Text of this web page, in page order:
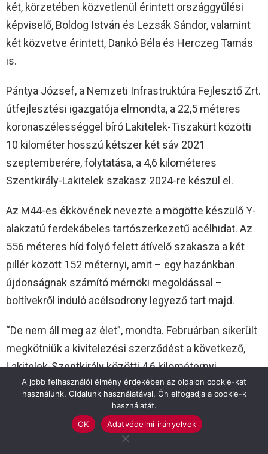
két, körzetében közvetlenül érintett országgyűlési
képviselő, Boldog István és Lezsák Sándor, valamint
két közvetve érintett, Dankó Béla és Herczeg Tamás
is.
Pántya József, a Nemzeti Infrastruktúra Fejlesztő Zrt.
útfejlesztési igazgatója elmondta, a 22,5 méteres
koronaszélességgel bíró Lakitelek-Tiszakürt közötti
10 kilométer hosszú kétszer két sáv 2021
szeptemberére, folytatása, a 4,6 kilométeres
Szentkirály-Lakitelek szakasz 2024-re készül el.
Az M44-es ékkövének nevezte a mögötte készülő Y-
alakzatú ferdekábeles tartószerkezetű acélhidat. Az
556 méteres híd folyó felett átívelő szakasza a két
pillér között 152 méternyi, amit – egy hazánkban
újdonságnak számító mérnöki megoldással –
boltívekről induló acélsodrony legyező tart majd.
“De nem áll meg az élet”, mondta. Februárban sikerült
megkötniük a kivitelezési szerződést a következő,
Lakitelek-Szentkirály közötti 4,6 kilométernyi
gyorsforgalmi útra , de megépül a Szentkirályt
elkerülő szakasz is, valamint onnan a 44-es főút
csatlakozásáig is fel lesz majd az út újítva.
Márciusban már a munkaterület-átadásra is sor került.
A jobb felhasználói élmény érdekében az oldalon cookie-kat
használunk. Oldalunk használatával, Ön elfogadja a cookie-k
használatát.
OK
Adatvédelmi irányelvek